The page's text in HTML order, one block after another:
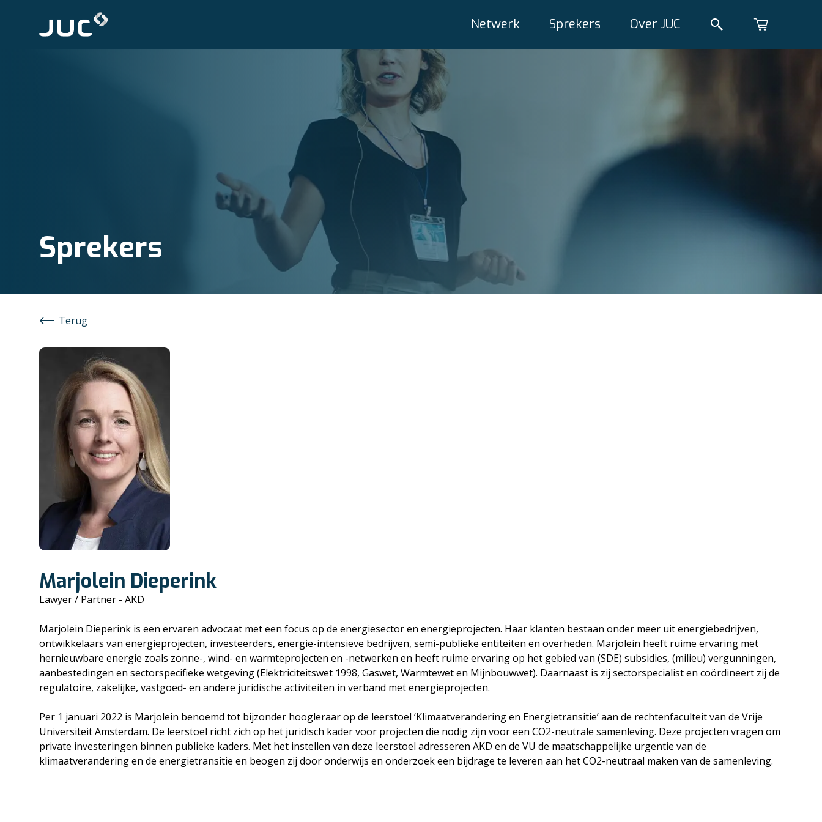
Netwerk Sprekers Over JUC
Sprekers
Terug
Marjolein Dieperink
Lawyer / Partner - AKD
Marjolein Dieperink is een ervaren advocaat met een focus op de energiesector en energieprojecten. Haar klanten bestaan onder meer uit energiebedrijven,
ontwikkelaars van energieprojecten, investeerders, energie-intensieve bedrijven, semi-publieke entiteiten en overheden. Marjolein heeft ruime ervaring met
hernieuwbare energie zoals zonne-, wind- en warmteprojecten en -netwerken en heeft ruime ervaring op het gebied van (SDE) subsidies, (milieu) vergunningen,
aanbestedingen en sectorspecifieke wetgeving (Elektriciteitswet 1998, Gaswet, Warmtewet en Mijnbouwwet). Daarnaast is zij sectorspecialist en coördineert zij de
regulatoire, zakelijke, vastgoed- en andere juridische activiteiten in verband met energieprojecten.
Per 1 januari 2022 is Marjolein benoemd tot bijzonder hoogleraar op de leerstoel ‘Klimaatverandering en Energietransitie’ aan de rechtenfaculteit van de Vrije
Universiteit Amsterdam. De leerstoel richt zich op het juridisch kader voor projecten die nodig zijn voor een CO2-neutrale samenleving. Deze projecten vragen om
private investeringen binnen publieke kaders. Met het instellen van deze leerstoel adresseren AKD en de VU de maatschappelijke urgentie van de
klimaatverandering en de energietransitie en beogen zij door onderwijs en onderzoek een bijdrage te leveren aan het CO2-neutraal maken van de samenleving.